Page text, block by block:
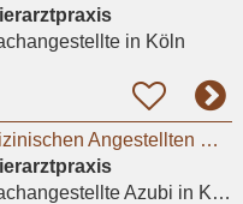
in Köln
Azubi zum Tiermedizinischen Angestellten m/w/d in Kleintierpraxis Köln Poll gesucht
Azubi in Köln